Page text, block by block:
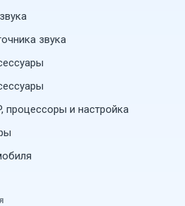
звука
процессоры и настройка